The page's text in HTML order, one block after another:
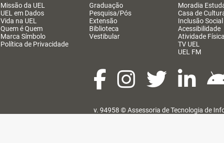
Missão da UEL
UEL em Dados
Vida na UEL
Quem é Quem
Marca Símbolo
Política de Privacidade
Graduação
Pesquisa/Pós
Extensão
Biblioteca
Vestibular
Moradia
Casa de
Inclusão Social
Acessibilidade
Atividade Física
TV UEL
UEL FM
v. 94958 ©Assessoria de Tecnologia de